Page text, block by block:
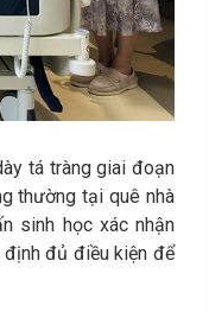
tá tràng giai đoạn
thường tại quê nhà
sinh học xác nhận
đủ điều kiện để